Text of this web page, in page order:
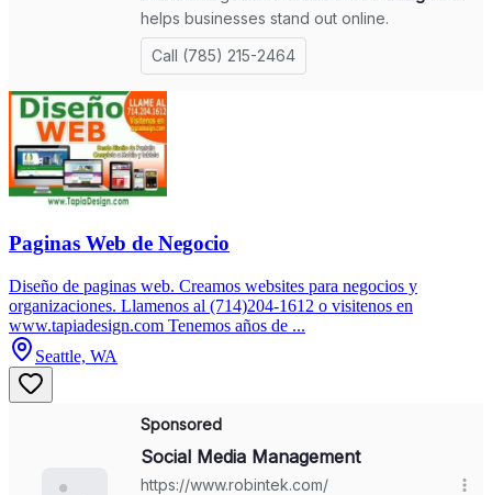
Paginas Web de Negocio
Diseño de paginas web. Creamos websites para negocios y
organizaciones. Llamenos al (714)204-1612 o visitenos en
www.tapiadesign.com Tenemos años de ...
Seattle, WA